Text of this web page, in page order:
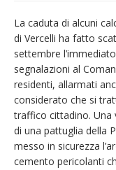
La caduta di alcuni
di Vercelli ha fatto
settembre
segnalazioni al
residenti, allarmati
considerato che si
traffico cittadino. Una
di una pattuglia della
messo in sicurezza
cemento pericolanti